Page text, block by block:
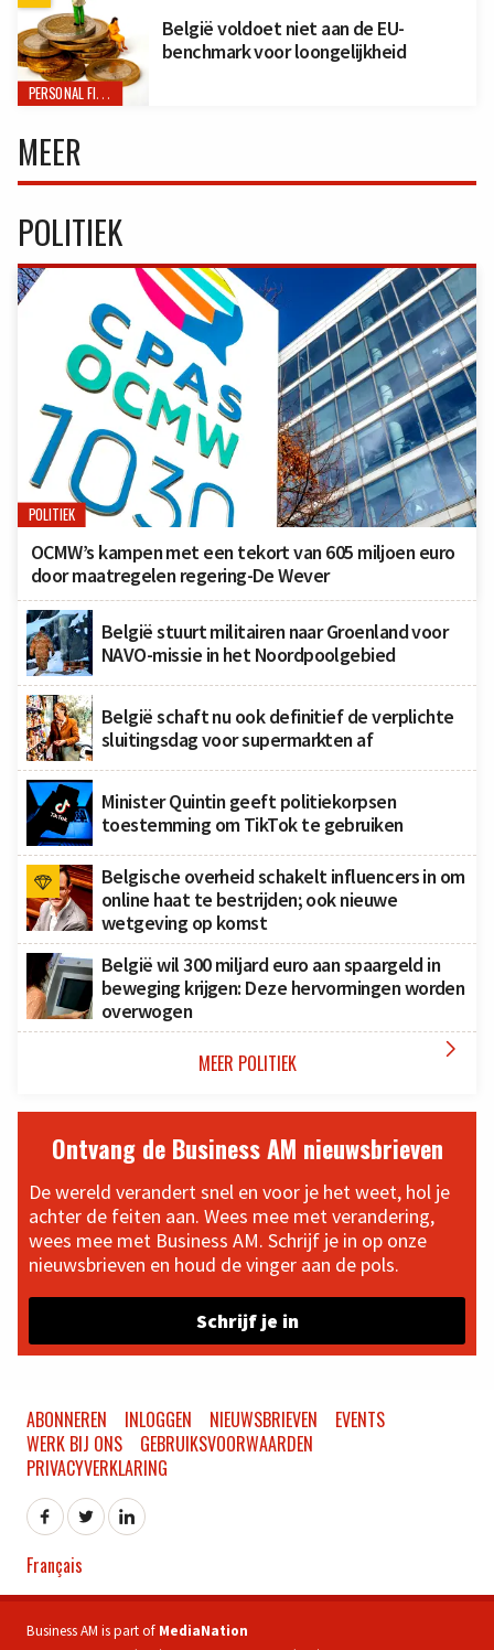
PERSONAL FINANCE
België voldoet niet aan de EU-
benchmark voor loongelijkheid
MEER
POLITIEK
POLITIEK
OCMW’s kampen met een tekort van 605 miljoen euro
door maatregelen regering-De Wever
België stuurt militairen naar Groenland voor
NAVO-missie in het Noordpoolgebied
België schaft nu ook definitief de verplichte
sluitingsdag voor supermarkten af
Minister Quintin geeft politiekorpsen
toestemming om TikTok te gebruiken
Belgische overheid schakelt influencers in om
online haat te bestrijden; ook nieuwe
wetgeving op komst
België wil 300 miljard euro aan spaargeld in
beweging krijgen: Deze hervormingen worden
overwogen
MEER POLITIEK 
Ontvang de Business AM nieuwsbrieven
De wereld verandert snel en voor je het weet, hol je
achter de feiten aan. Wees mee met verandering,
wees mee met Business AM. Schrijf je in op onze
nieuwsbrieven en houd de vinger aan de pols.
Schrijf je in
ABONNEREN INLOGGEN NIEUWSBRIEVEN
EVENTS
WERK BIJ ONS
GEBRUIKSVOORWAARDEN
PRIVACYVERKLARING
Français
Business AM is part of MediaNation